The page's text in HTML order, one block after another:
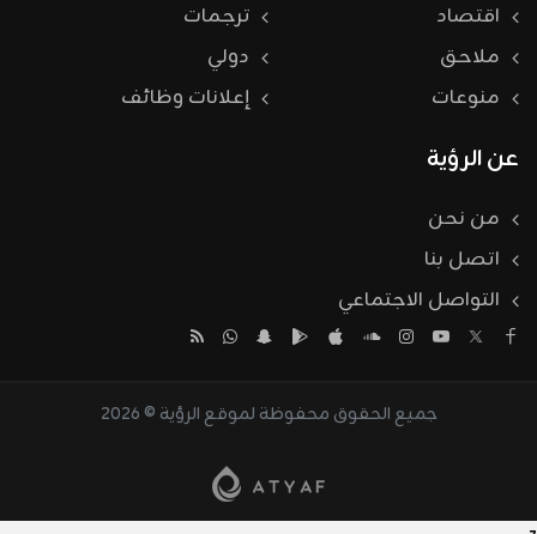
اقتصاد
ترجمات
ملاحق
دولي
منوعات
إعلانات وظائف
عن الرؤية
من نحن
اتصل بنا
التواصل الاجتماعي
جميع الحقوق محفوظة لموقع الرؤية © 2026